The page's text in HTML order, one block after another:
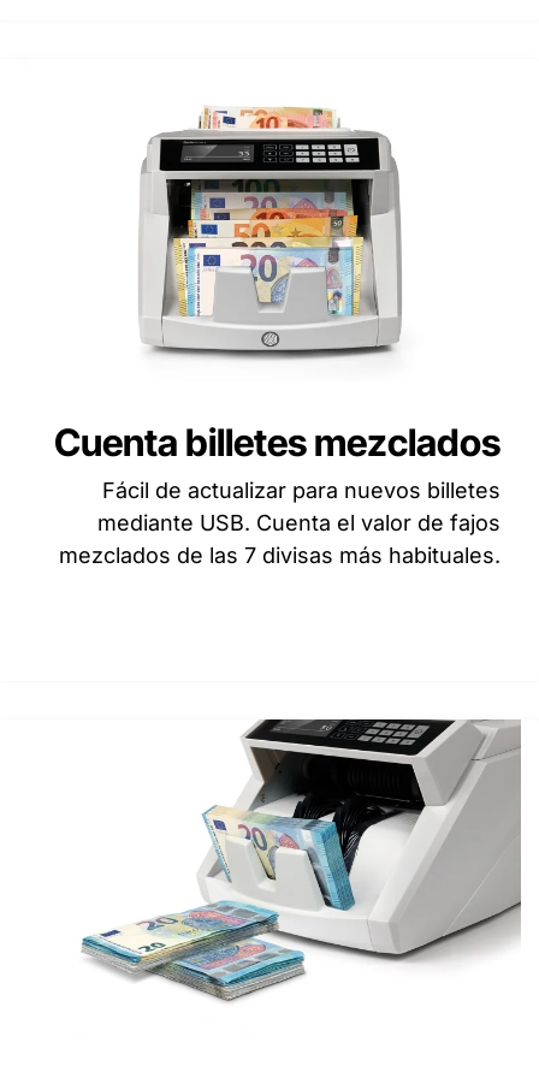
Cuenta billetes mezclados
Fácil de actualizar para nuevos billetes
mediante USB. Cuenta el valor de fajos
mezclados de las 7 divisas más habituales.